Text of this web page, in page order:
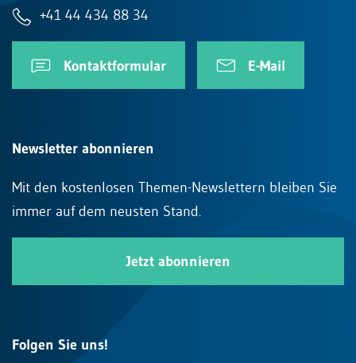
+41 44 434 88 34
Kontaktformular E-Mail
Newsletter abonnieren
Mit den kostenlosen Themen-Newslettern bleiben Sie
immer auf dem neusten Stand.
Jetzt abonnieren
Folgen Sie uns!